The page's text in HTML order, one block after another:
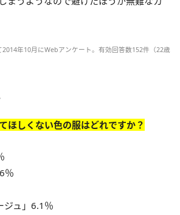
年10月にWebアンケート。有効回答数152件（22歳
ほしくない色の服はどれですか？
％
ジュ」6.1％